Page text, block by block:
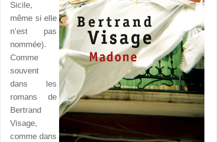
Sicile,
même si elle
n’est pas
nommée).
Comme
souvent
dans les
romans de
Bertrand
Visage,
comme dans